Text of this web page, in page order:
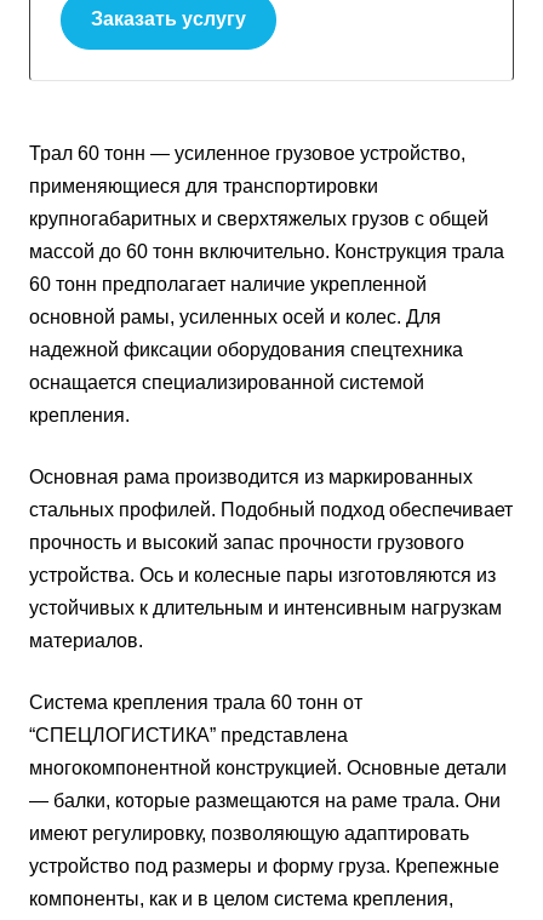
Заказать услугу
Трал 60 тонн — усиленное грузовое устройство,
применяющиеся для транспортировки
крупногабаритных и сверхтяжелых грузов с общей
массой до 60 тонн включительно. Конструкция трала
60 тонн предполагает наличие укрепленной
основной рамы, усиленных осей и колес. Для
надежной фиксации оборудования спецтехника
оснащается специализированной системой
крепления.
Основная рама производится из маркированных
стальных профилей. Подобный подход обеспечивает
прочность и высокий запас прочности грузового
устройства. Ось и колесные пары изготовляются из
устойчивых к длительным и интенсивным нагрузкам
материалов.
Система крепления трала 60 тонн от
“СПЕЦЛОГИСТИКА” представлена
многокомпонентной конструкцией. Основные детали
— балки, которые размещаются на раме трала. Они
имеют регулировку, позволяющую адаптировать
устройство под размеры и форму груза. Крепежные
компоненты, как и в целом система крепления,